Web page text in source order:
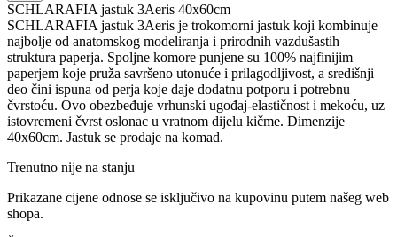
SCHLARAFIA jastuk 3Aeris 40x60cm
SCHLARAFIA jastuk 3Aeris je trokomorni jastuk koji kombinuje
najbolje od anatomskog modeliranja i prirodnih vazdušastih
struktura paperja. Spoljne komore punjene su 100% najfinijim
paperjem koje pruža savršeno utonuće i prilagodljivost, a središnji
deo čini ispuna od perja koje daje dodatnu potporu i potrebnu
čvrstoću. Ovo obezbeđuje vrhunski ugođaj-elastičnost i mekoću, uz
istovremeni čvrst oslonac u vratnom dijelu kičme. Dimenzije
40x60cm. Jastuk se prodaje na komad.
Trenutno nije na stanju
Prikazane cijene odnose se isključivo na kupovinu putem našeg web
shopa.